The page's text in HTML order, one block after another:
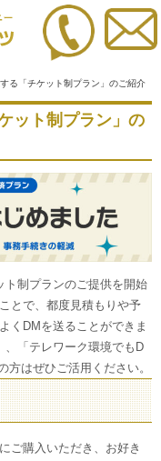
る「チケット制プラン」のご紹介
ット制プラン」の
ト制プランのご提供を開始
とで、都度見積もりや予
くDMを送ることができま
、「テレワーク環境でもD
方はぜひご活用ください。
ご購入いただき、お好き